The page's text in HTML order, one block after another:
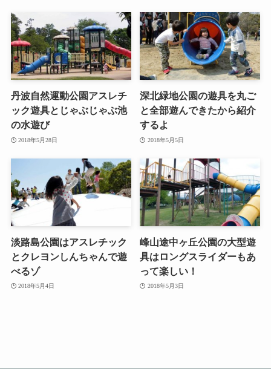
丹波自然運動公園アスレチ
ック遊具とじゃぶじゃぶ池
の水遊び
2018年5月28日
深北緑地公園の遊具を丸ご
と全部遊んできたから紹介
するよ
2018年5月5日
淡路島公園はアスレチック
とクレヨンしんちゃんで遊
べるゾ
2018年5月4日
峰山途中ヶ丘公園の大型遊
具はロングスライダーもあ
って楽しい！
2018年5月3日